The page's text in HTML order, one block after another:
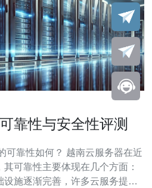
靠性与安全性评测
可靠性如何？ 越南云服务器在近
可靠性主要体现在几个方面：
施逐渐完善，许多云服务提供